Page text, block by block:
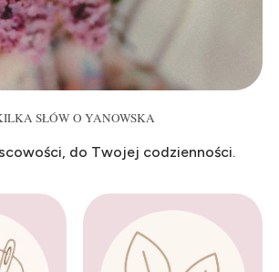
SŁÓW O YANOWSKA
do Twojej codzienności.